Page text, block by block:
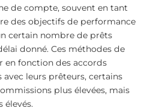
de compte, souvent en tant
des objectifs de performance
certain nombre de prêts
donné. Ces méthodes de
en fonction des accords
leurs prêteurs, certains
plus élevées, mais
élevés.